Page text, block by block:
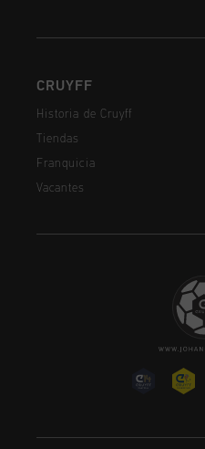
CRUYFF
Historia de Cruyff
Tiendas
Franquicia
Vacantes